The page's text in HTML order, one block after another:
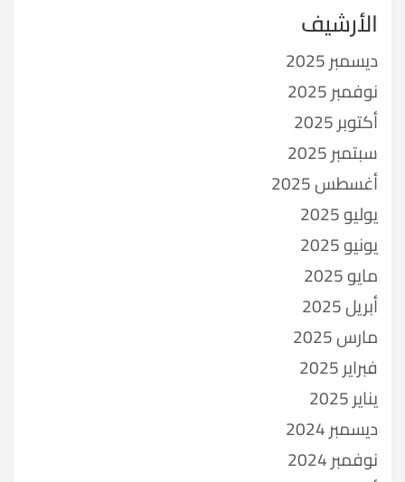
الأرشيف
ديسمبر 2025
نوفمبر 2025
أكتوبر 2025
سبتمبر 2025
أغسطس 2025
يوليو 2025
يونيو 2025
مايو 2025
أبريل 2025
مارس 2025
فبراير 2025
يناير 2025
ديسمبر 2024
نوفمبر 2024